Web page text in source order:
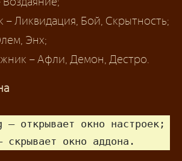
– Ликвидация, Бой, Скрытность;
Энх;
– Афли, Демон, Дестро.
открывает окно настроек;
окно аддона.